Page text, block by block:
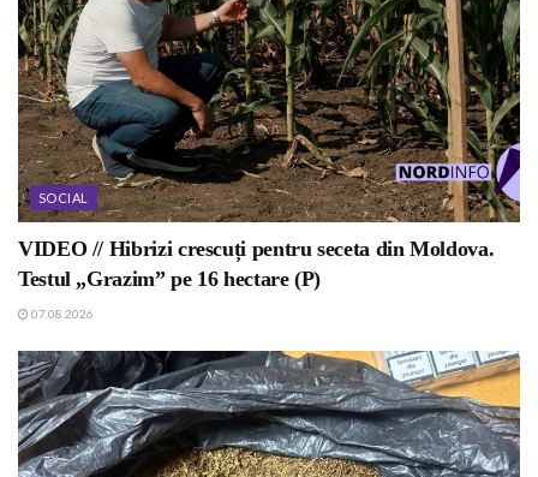
SOCIAL
VIDEO // Hibrizi crescuți pentru seceta din Moldova.
Testul „Grazim” pe 16 hectare (P)
07.08.2026